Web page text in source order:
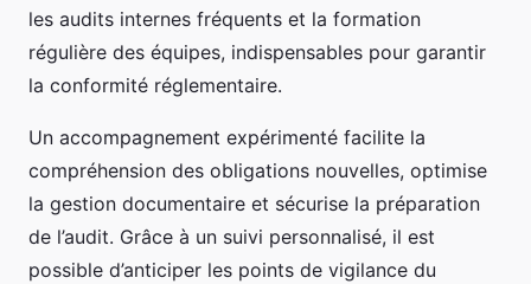
les audits internes fréquents et la formation
régulière des équipes, indispensables pour garantir
la conformité réglementaire.
Un accompagnement expérimenté facilite la
compréhension des obligations nouvelles, optimise
la gestion documentaire et sécurise la préparation
de l’audit. Grâce à un suivi personnalisé, il est
possible d’anticiper les points de vigilance du